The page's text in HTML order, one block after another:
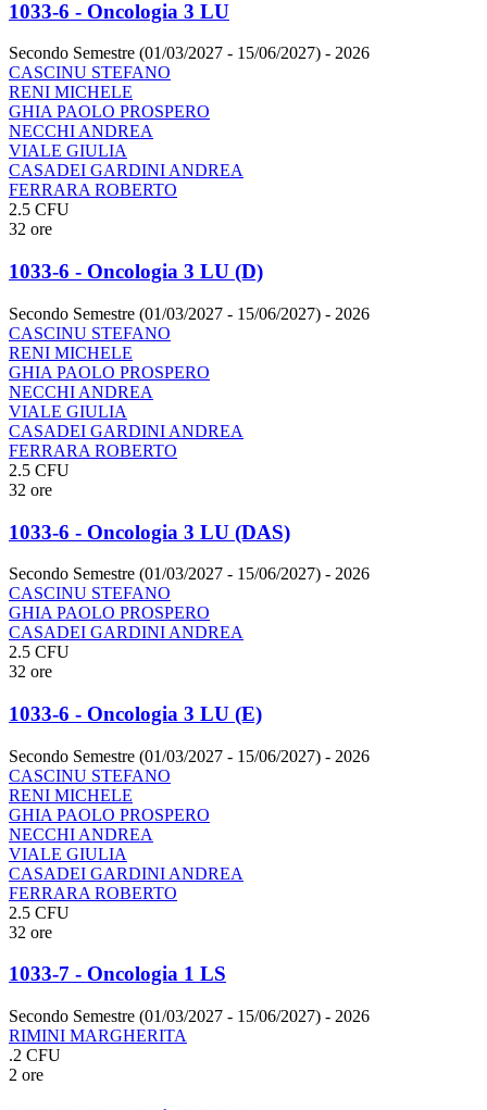
1033-6 - Oncologia 3 LU
Secondo Semestre (01/03/2027 - 15/06/2027) - 2026
CASCINU STEFANO
RENI MICHELE
GHIA PAOLO PROSPERO
NECCHI ANDREA
VIALE GIULIA
CASADEI GARDINI ANDREA
FERRARA ROBERTO
2.5 CFU
32 ore
1033-6 - Oncologia 3 LU (D)
Secondo Semestre (01/03/2027 - 15/06/2027) - 2026
CASCINU STEFANO
RENI MICHELE
GHIA PAOLO PROSPERO
NECCHI ANDREA
VIALE GIULIA
CASADEI GARDINI ANDREA
FERRARA ROBERTO
2.5 CFU
32 ore
1033-6 - Oncologia 3 LU (DAS)
Secondo Semestre (01/03/2027 - 15/06/2027) - 2026
CASCINU STEFANO
GHIA PAOLO PROSPERO
CASADEI GARDINI ANDREA
2.5 CFU
32 ore
1033-6 - Oncologia 3 LU (E)
Secondo Semestre (01/03/2027 - 15/06/2027) - 2026
CASCINU STEFANO
RENI MICHELE
GHIA PAOLO PROSPERO
NECCHI ANDREA
VIALE GIULIA
CASADEI GARDINI ANDREA
FERRARA ROBERTO
2.5 CFU
32 ore
1033-7 - Oncologia 1 LS
Secondo Semestre (01/03/2027 - 15/06/2027) - 2026
RIMINI MARGHERITA
.2 CFU
2 ore